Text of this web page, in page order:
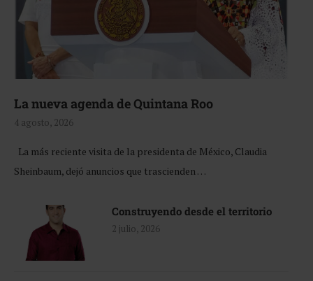
La nueva agenda de Quintana Roo
4 agosto, 2026
La más reciente visita de la presidenta de México, Claudia
Sheinbaum, dejó anuncios que trascienden …
Construyendo desde el territorio
2 julio, 2026